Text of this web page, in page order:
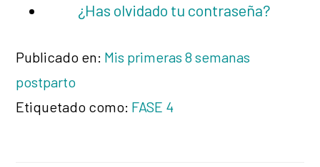
¿Has olvidado tu contraseña?
Publicado en: Mis primeras 8 semanas
postparto
Etiquetado como: FASE 4